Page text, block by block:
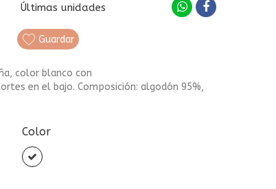
Últimas unidades
Guardar
color blanco con
en el bajo. Composición: algodón 95%,
Color
Blanco